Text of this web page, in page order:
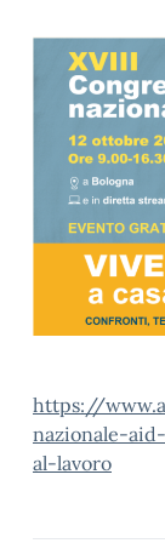
https://
nazionale-
al-lavoro